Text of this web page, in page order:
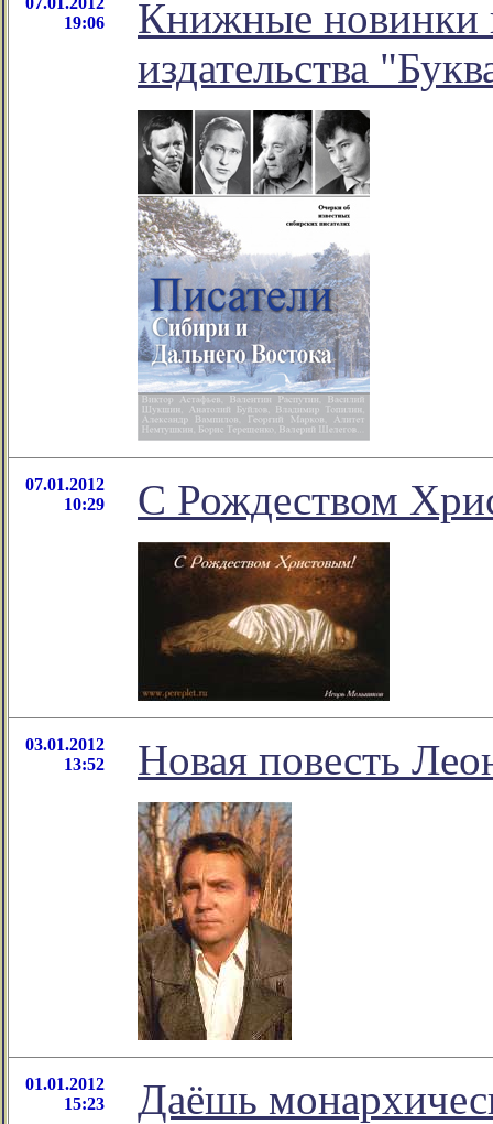
19:06
Книжные новинки
издательства
07.01.2012
10:29
С Рождеством
03.01.2012
13:52
Новая повесть
01.01.2012
15:23
Даёшь